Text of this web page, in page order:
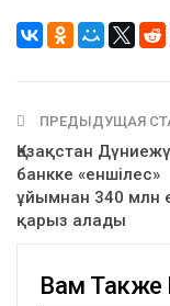
ПРЕДЫДУЩАЯ
Қазақстан
банкке «еншілес»
ұйымнан 340 млн
қарыз алады
Вам Также